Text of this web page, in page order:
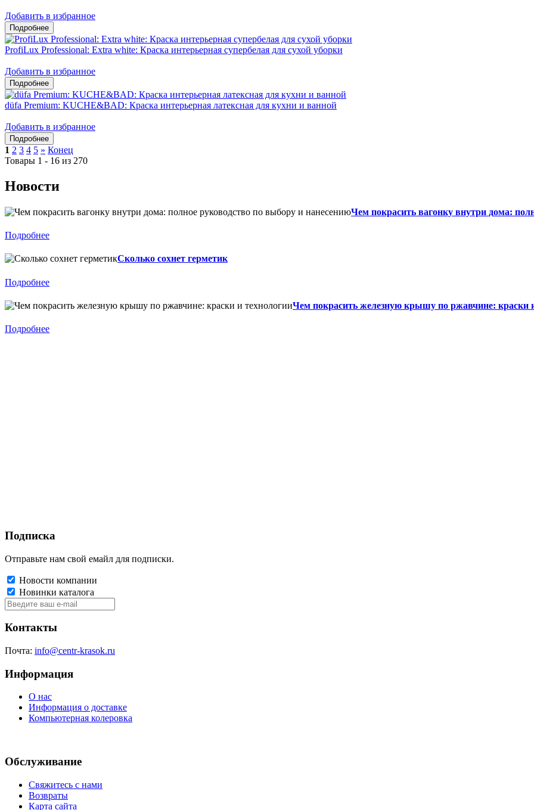
Добавить в избранное
ProfiLux Professional: Extra white: Краска интерьерная супербелая для сухой уборки
Добавить в избранное
düfa Premium: KUCHE&BAD: Краска интерьерная латексная для кухни и ванной
Добавить в избранное
1 2 3 4 5 » Конец
Товары 1 - 16 из 270
Новости
Чем покрасить вагонку внутри дома:
Подробнее
Сколько сохнет герметик
Подробнее
Чем покрасить железную крышу по ржавчине: краски
Подробнее
Подписка
Отправьте нам свой емайл для подписки.
Новости компании
Новинки каталога
Контакты
Почта: info@centr-krasok.ru
Информация
О нас
Информация о доставке
Компьютерная колеровка
Обслуживание
Свяжитесь с нами
Возвраты
Карта сайта